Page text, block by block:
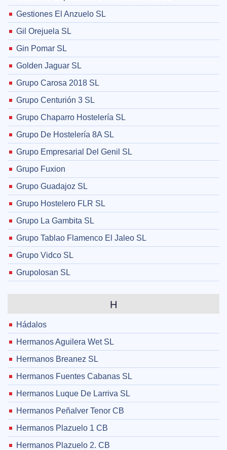
Gestiones El Anzuelo SL
Gil Orejuela SL
Gin Pomar SL
Golden Jaguar SL
Grupo Carosa 2018 SL
Grupo Centurión 3 SL
Grupo Chaparro Hostelería SL
Grupo De Hostelería 8A SL
Grupo Empresarial Del Genil SL
Grupo Fuxion
Grupo Guadajoz SL
Grupo Hostelero FLR SL
Grupo La Gambita SL
Grupo Tablao Flamenco El Jaleo SL
Grupo Vidco SL
Grupolosan SL
H
Hádalos
Hermanos Aguilera Wet SL
Hermanos Breanez SL
Hermanos Fuentes Cabanas SL
Hermanos Luque De Larriva SL
Hermanos Peñalver Tenor CB
Hermanos Plazuelo 1 CB
Hermanos Plazuelo 2. CB